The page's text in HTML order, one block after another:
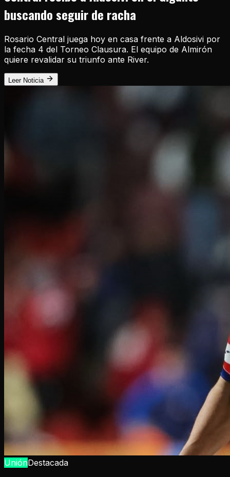
buscando seguir de racha
Rosario Central juega hoy en casa frente a Aldosivi por
la fecha 4 del Torneo Clausura. El equipo de Almirón
quiere revalidar su triunfo ante River.
Leer Noticia
UniónDestacada